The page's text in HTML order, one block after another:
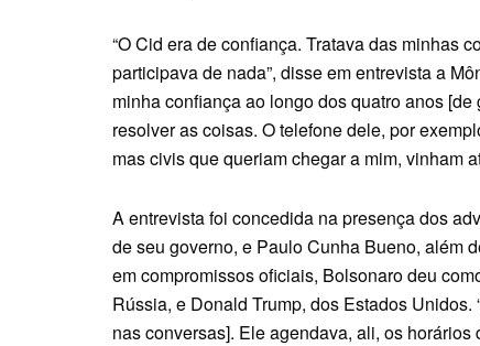
“O Cid era de confiança. Tratava das minhas
participava de nada”, disse em entrevista a
minha confiança ao longo dos quatro anos
resolver as coisas. O telefone dele, por
mas civis que queriam chegar a mim, vinham
A entrevista foi concedida na presença dos
de seu governo, e Paulo Cunha Bueno, além
em compromissos oficiais, Bolsonaro deu
Rússia, e Donald Trump, dos Estados
nas conversas]. Ele agendava, ali, os